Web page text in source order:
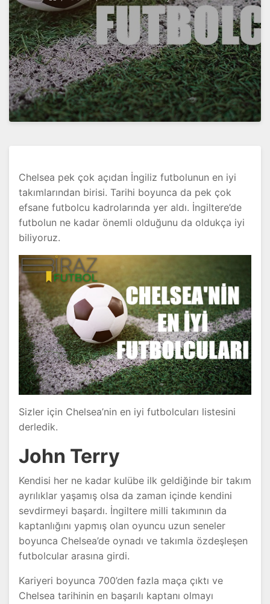
Chelsea pek çok açıdan İngiliz futbolunun en iyi
takımlarından birisi. Tarihi boyunca da pek çok
efsane futbolcu kadrolarında yer aldı. İngiltere’de
futbolun ne kadar önemli olduğunu da oldukça iyi
biliyoruz.
Sizler için Chelsea’nin en iyi futbolcuları listesini
derledik.
John Terry
Kendisi her ne kadar kulübe ilk geldiğinde bir takım
ayrılıklar yaşamış olsa da zaman içinde kendini
sevdirmeyi başardı. İngiltere milli takımının da
kaptanlığını yapmış olan oyuncu uzun seneler
boyunca Chelsea’de oynadı ve takımla özdeşleşen
futbolcular arasına girdi.
Kariyeri boyunca 700’den fazla maça çıktı ve
Chelsea tarihinin en başarılı kaptanı olmayı